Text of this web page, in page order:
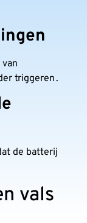
triggeren .
de batterij
vals